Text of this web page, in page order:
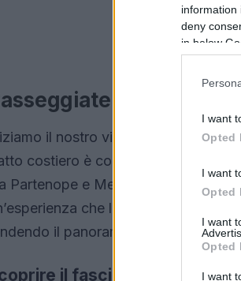
information
deny
in below
I want
Opted
I want
Opted
I want
Opted
I want
sul
il nostro viaggio con una
costiero è considerato tra i più
Partenope e Mergellina, con il
che lascia senza
il panorama magico.
il fascino dei vicoli di